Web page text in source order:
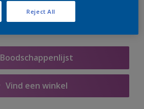
Boodschappenlijst
Vind een winkel
Reject All